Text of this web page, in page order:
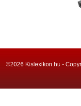
©2026 Kislexikon.hu -